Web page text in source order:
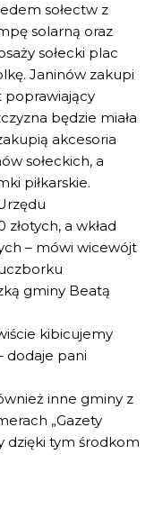
sołectw z
solarną oraz
sołecki plac
Janinów zakupi
poprawiający
będzie miała
akcesoria
sołeckich, a
piłkarskie.
a wkład
– mówi wicewójt
gminy Beatą
kibicujemy
dodaje pani
inne gminy z
„Gazety
dzięki tym środkom